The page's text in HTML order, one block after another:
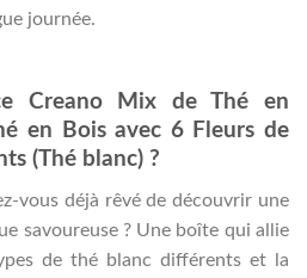
journée.
Creano Mix de Thé en
en Bois avec 6 Fleurs de
(Thé blanc) ?
vous déjà rêvé de découvrir une
savoureuse ? Une boîte qui allie
de thé blanc différents et la